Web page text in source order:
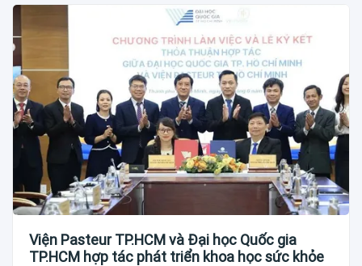
Viện Pasteur TP.HCM và Đại học Quốc gia
TP.HCM hợp tác phát triển khoa học sức khỏe